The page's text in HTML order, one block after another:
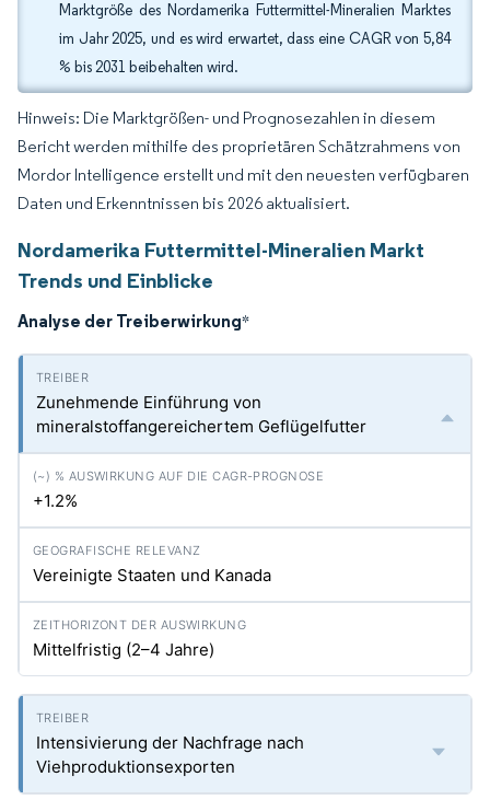
Marktgröße des Nordamerika Futtermittel-Mineralien Marktes
im Jahr 2025, und es wird erwartet, dass eine CAGR von 5,84
% bis 2031 beibehalten wird.
Hinweis: Die Marktgrößen- und Prognosezahlen in diesem
Bericht werden mithilfe des proprietären Schätzrahmens von
Mordor Intelligence erstellt und mit den neuesten verfügbaren
Daten und Erkenntnissen bis 2026 aktualisiert.
Nordamerika Futtermittel-Mineralien Markt
Trends und Einblicke
Analyse der Treiberwirkung*
Zunehmende Einführung von
mineralstoffangereichertem Geflügelfutter
+1.2%
Vereinigte Staaten und Kanada
Mittelfristig (2–4 Jahre)
Intensivierung der Nachfrage nach
Viehproduktionsexporten